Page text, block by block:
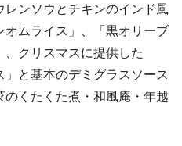
ンソウとチキンのインド風
ムライス」、「黒オリーブ
クリスマスに提供した
」と基本のデミグラスソース
くたくた煮・和風庵・年越